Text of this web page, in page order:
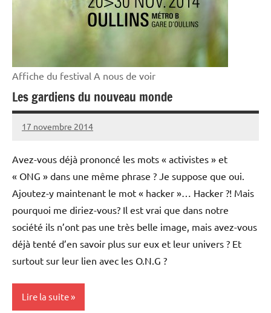
Affiche du festival A nous de voir
Les gardiens du nouveau monde
17 novembre 2014
Charlène
1
Avez-vous déjà prononcé les mots « activistes » et
« ONG » dans une même phrase ? Je suppose que oui.
Ajoutez-y maintenant le mot « hacker »… Hacker ?! Mais
pourquoi me diriez-vous? Il est vrai que dans notre
société ils n’ont pas une très belle image, mais avez-vous
déjà tenté d’en savoir plus sur eux et leur univers ? Et
surtout sur leur lien avec les O.N.G ?
Lire la suite